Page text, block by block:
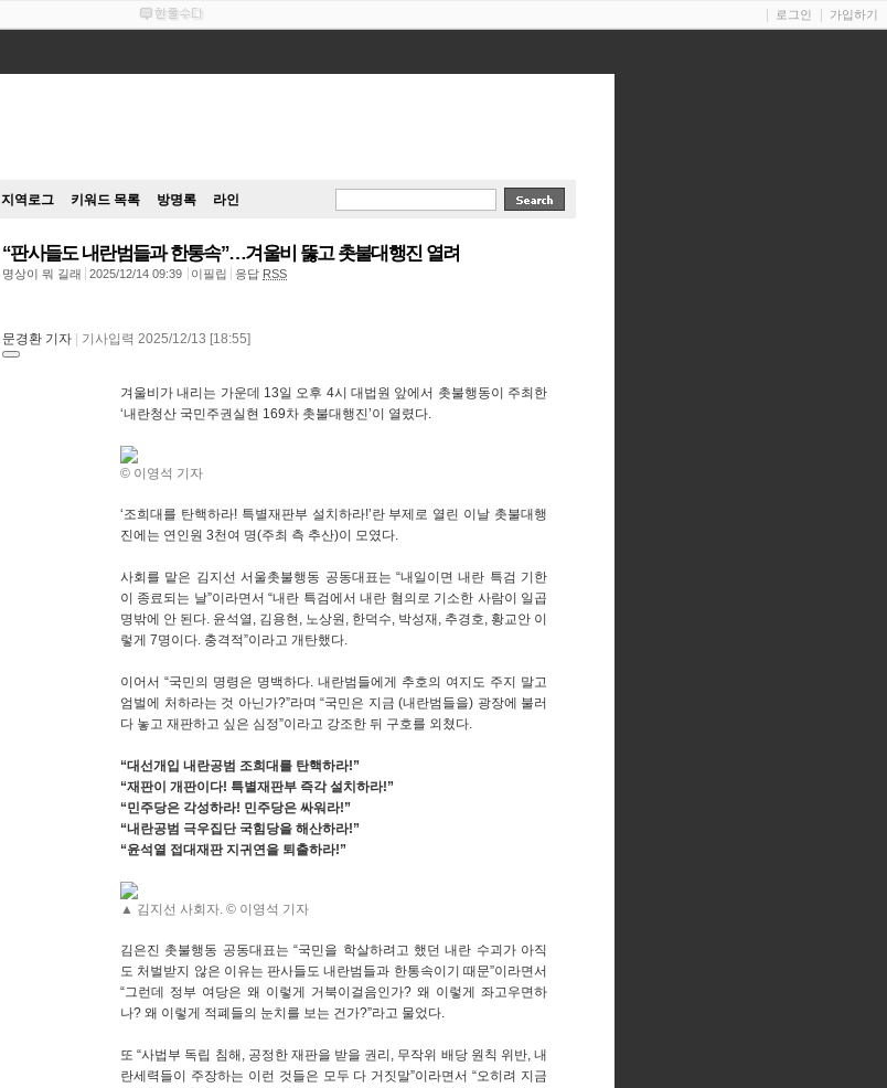
지역로그 키워드 목록 방명록 라인
“판사들도 내란범들과 한통속”…겨울비 뚫고 촛불대행진 열려
명상이 뭐 길래 2025/12/14 09:39 이필립 응답 RSS
문경환 기자 기사입력 2025/12/13 [18:55]
겨울비가 내리는 가운데 13일 오후 4시 대법원 앞에서 촛불행동이 주최한
‘내란청산 국민주권실현 169차 촛불대행진’이 열렸다.
© 이영석 기자
‘조희대를 탄핵하라! 특별재판부 설치하라!’란 부제로 열린 이날 촛불대행
진에는 연인원 3천여 명(주최 측 추산)이 모였다.
사회를 맡은 김지선 서울촛불행동 공동대표는 “내일이면 내란 특검 기한
이 종료되는 날”이라면서 “내란 특검에서 내란 혐의로 기소한 사람이 일곱
명밖에 안 된다. 윤석열, 김용현, 노상원, 한덕수, 박성재, 추경호, 황교안 이
렇게 7명이다. 충격적”이라고 개탄했다.
이어서 “국민의 명령은 명백하다. 내란범들에게 추호의 여지도 주지 말고
엄벌에 처하라는 것 아닌가?”라며 “국민은 지금 (내란범들을) 광장에 불러
다 놓고 재판하고 싶은 심정”이라고 강조한 뒤 구호를 외쳤다.
“대선개입 내란공범 조희대를 탄핵하라!”
“재판이 개판이다! 특별재판부 즉각 설치하라!”
“민주당은 각성하라! 민주당은 싸워라!”
“내란공범 극우집단 국힘당을 해산하라!”
“윤석열 접대재판 지귀연을 퇴출하라!”
▲ 김지선 사회자. © 이영석 기자
김은진 촛불행동 공동대표는 “국민을 학살하려고 했던 내란 수괴가 아직
도 처벌받지 않은 이유는 판사들도 내란범들과 한통속이기 때문”이라면서
“그런데 정부 여당은 왜 이렇게 거북이걸음인가? 왜 이렇게 좌고우면하
나? 왜 이렇게 적폐들의 눈치를 보는 건가?”라고 물었다.
또 “사법부 독립 침해, 공정한 재판을 받을 권리, 무작위 배당 원칙 위반, 내
란세력들이 주장하는 이런 것들은 모두 다 거짓말”이라면서 “오히려 지금
로그인 가입하기